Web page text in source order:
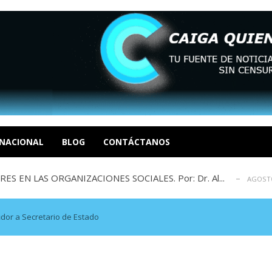
BLOG CONTÁCTANOS
costo del colapso eléctrico en... AGOSTO 7, 2026
Por Dayana Cristina Duzoglou L. AGOSTO 6, 2026
apagones y promesas incumplidas...
EN LAS ORGANIZACIONES SOCIALES. Por: Dr. Al...
en la política: distinc... AGOSTO 7, 2026
costo del colapso eléctrico en... AGOSTO 7, 2026
Por Dayana Cristina Duzoglou L.
apagones y promesas incumplidas... AGOSTO 6, 2026
a Secretario de Estado